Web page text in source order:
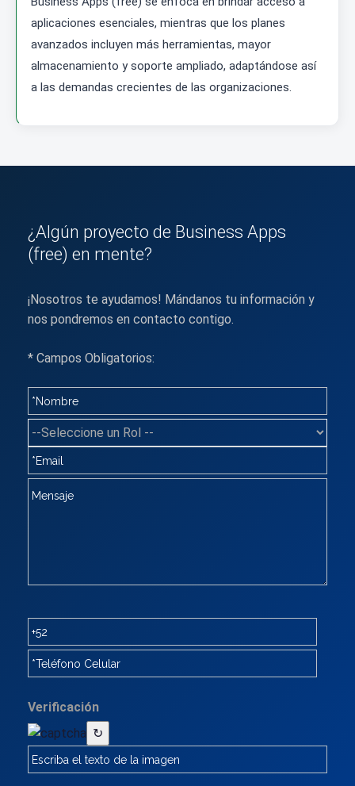
aplicaciones esenciales, mientras que los planes
avanzados incluyen más herramientas, mayor
almacenamiento y soporte ampliado, adaptándose así
a las demandas crecientes de las organizaciones.
¿Algún proyecto de Business Apps
(free) en mente?
¡Nosotros te ayudamos! Mándanos tu información y
nos pondremos en contacto contigo.
* Campos Obligatorios:
Verificación
↻